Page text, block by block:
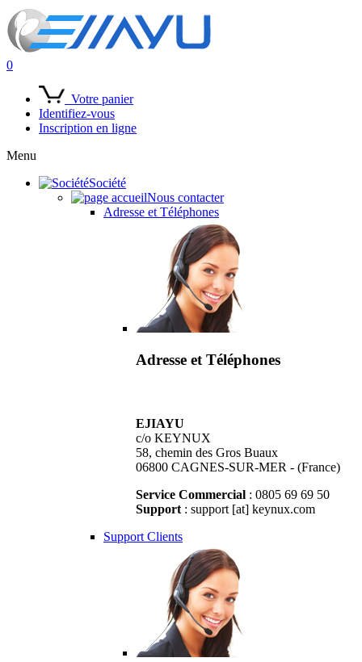
0
Votre panier
Identifiez-vous
Inscription en ligne
Menu
Société
Nous contacter
Adresse et Téléphones
Adresse et Téléphones
EJIAYU
c/o KEYNUX
58, chemin des Gros Buaux
06800 CAGNES-SUR-MER - (France)
Service Commercial : 0805 69 69 50
Support : support [at] keynux.com
Support Clients